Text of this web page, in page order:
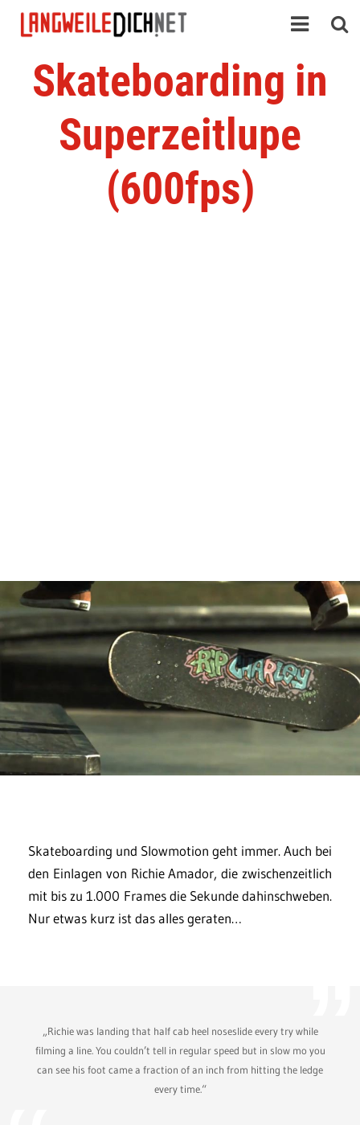
Skateboarding in
Superzeitlupe
(600fps)
Skateboarding und Slowmotion geht immer. Auch bei
den Einlagen von Richie Amador, die zwischenzeitlich
mit bis zu 1.000 Frames die Sekunde dahinschweben.
Nur etwas kurz ist das alles geraten…
„Richie was landing that half cab heel noseslide every try while
filming a line. You couldn’t tell in regular speed but in slow mo you
can see his foot came a fraction of an inch from hitting the ledge
every time.“